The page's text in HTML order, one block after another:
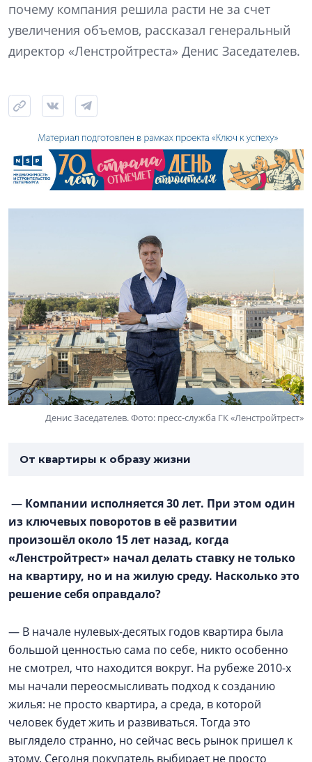
почему компания решила расти не за счет
увеличения объемов, рассказал генеральный
директор «Ленстройтреста» Денис Заседателев.
Денис Заседателев. Фото: пресс-служба ГК «Ленстройтрест»
От квартиры к образу жизни
— Компании исполняется 30 лет. При этом один
из ключевых поворотов в её развитии
произошёл около 15 лет назад, когда
«Ленстройтрест» начал делать ставку не только
на квартиру, но и на жилую среду. Насколько это
решение себя оправдало?
— В начале нулевых-десятых годов квартира была
большой ценностью сама по себе, никто особенно
не смотрел, что находится вокруг. На рубеже 2010-х
мы начали переосмысливать подход к созданию
жилья: не просто квартира, а среда, в которой
человек будет жить и развиваться. Тогда это
выглядело странно, но сейчас весь рынок пришел к
этому. Сегодня покупатель выбирает не просто